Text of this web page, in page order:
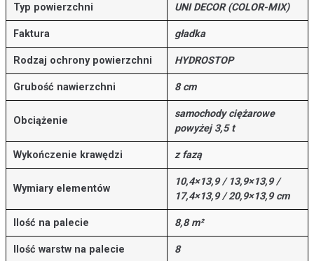
Typ powierzchni UNI DECOR (COLOR-MIX)
Faktura gładka
Rodzaj ochrony powierzchni HYDROSTOP
Grubość nawierzchni 8 cm
Obciążenie
samochody ciężarowe
powyżej 3,5 t
Wykończenie krawędzi z fazą
Wymiary elementów
10,4×13,9 / 13,9×13,9 /
17,4×13,9 / 20,9×13,9 cm
Ilość na palecie 8,8 m²
Ilość warstw na palecie 8